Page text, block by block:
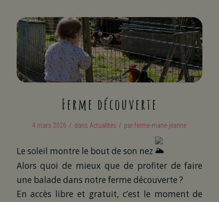
Ferme découverte
4 mars 2026 / dans Actualités / parferme-marie-jeanne
Le soleil montre le bout de son nez
Alors quoi de mieux que de profiter de faire
une balade dans notre ferme découverte ?
En accès libre et gratuit, c’est le moment de